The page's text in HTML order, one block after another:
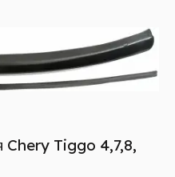
Chery Tiggo 4,7,8,